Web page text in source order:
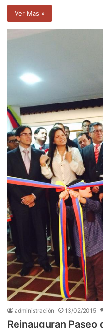
Ver Mas »
administración 13/02/2015
Reinauguran Paseo